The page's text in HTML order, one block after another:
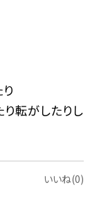
転がしたりし
いいね(0)